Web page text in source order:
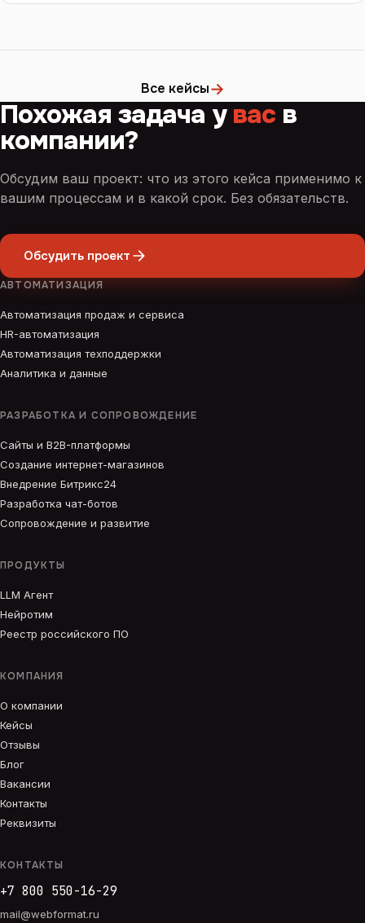
Все кейсы→
Похожая задача увасв
компании?
Обсудим ваш проект: что из этого кейса применимо к
вашим процессам и в какой срок. Без обязательств.
Обсудить проект
АВТОМАТИЗАЦИЯ
Автоматизация продаж и сервиса
HR-автоматизация
Автоматизация техподдержки
Аналитика и данные
РАЗРАБОТКА И СОПРОВОЖДЕНИЕ
Сайты и B2B-платформы
Создание интернет-магазинов
Внедрение Битрикс24
Разработка чат-ботов
Сопровождение и развитие
ПРОДУКТЫ
LLM Агент
Нейротим
Реестр российского ПО
КОМПАНИЯ
О компании
Кейсы
Отзывы
Блог
Вакансии
Контакты
Реквизиты
КОНТАКТЫ
+7 800 550-16-29
mail@webformat.ru